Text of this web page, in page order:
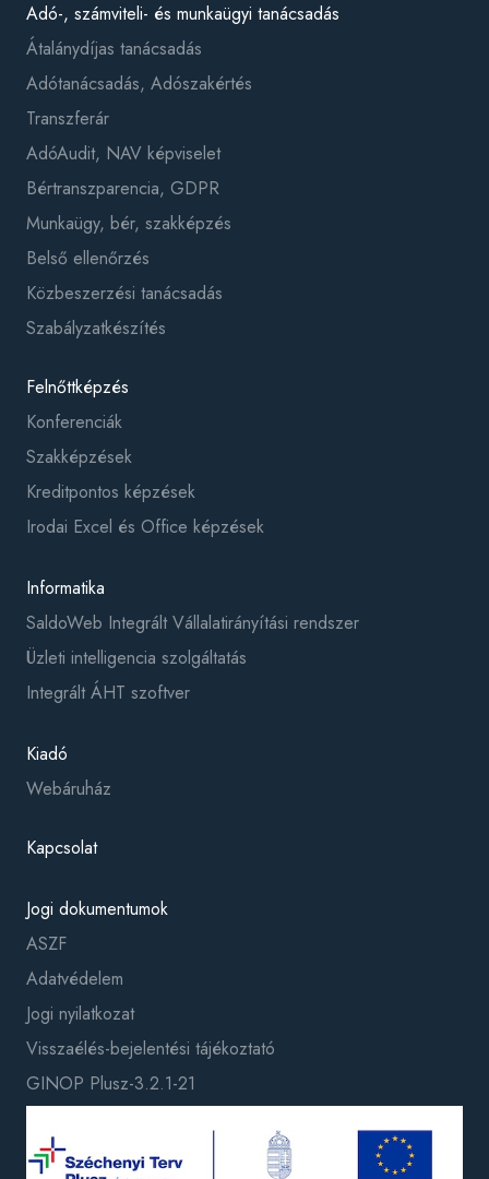
Adó-, számviteli- és munkaügyi tanácsadás
Átalánydíjas tanácsadás
Adótanácsadás, Adószakértés
Transzferár
AdóAudit, NAV képviselet
Bértranszparencia, GDPR
Munkaügy, bér, szakképzés
Belső ellenőrzés
Közbeszerzési tanácsadás
Szabályzatkészítés
Felnőttképzés
Konferenciák
Szakképzések
Kreditpontos képzések
Irodai Excel és Office képzések
Informatika
SaldoWeb Integrált Vállalatirányítási rendszer
Üzleti intelligencia szolgáltatás
Integrált ÁHT szoftver
Kiadó
Webáruház
Kapcsolat
Jogi dokumentumok
ASZF
Adatvédelem
Jogi nyilatkozat
Visszaélés-bejelentési tájékoztató
GINOP Plusz-3.2.1-21